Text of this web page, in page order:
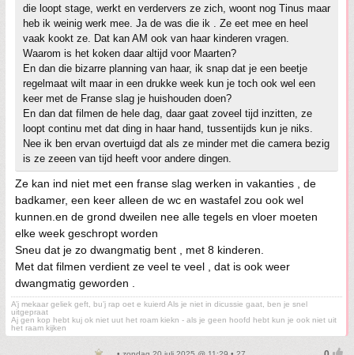
die loopt stage, werkt en verdervers ze zich, woont nog Tinus maar
heb ik weinig werk mee. Ja de was die ik . Ze eet mee en heel
vaak kookt ze. Dat kan AM ook van haar kinderen vragen.
Waarom is het koken daar altijd voor Maarten?
En dan die bizarre planning van haar, ik snap dat je een beetje
regelmaat wilt maar in een drukke week kun je toch ook wel een
keer met de Franse slag je huishouden doen?
En dan dat filmen de hele dag, daar gaat zoveel tijd inzitten, ze
loopt continu met dat ding in haar hand, tussentijds kun je niks.
Nee ik ben ervan overtuigd dat als ze minder met die camera bezig
is ze zeeen van tijd heeft voor andere dingen.
Ze kan ind niet met een franse slag werken in vakanties , de
badkamer, een keer alleen de wc en wastafel zou ook wel
kunnen.en de grond dweilen nee alle tegels en vloer moeten
elke week geschropt worden
Sneu dat je zo dwangmatig bent , met 8 kinderen.
Met dat filmen verdient ze veel te veel , dat is ook weer
dwangmatig geworden .
A’j mekaar geliek geft, bu’j rap oet e kuierd Als je niet in dicussie gaat, ben je snel
uitgepraat
Aj gen kop hebt kuj ok niet uut het roam kiekn - als je geen hoofd hebt kun je ook niet uit
het raam kijken